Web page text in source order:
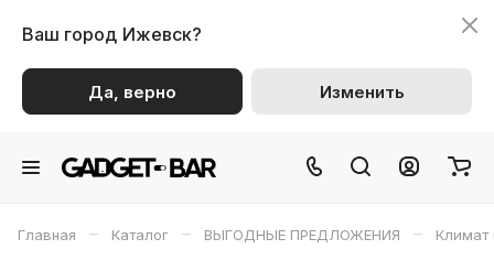
Ваш город Ижевск?
Да, верно Изменить
Главная – Каталог – ВЫГОДНЫЕ ПРЕДЛОЖЕНИЯ – Климат